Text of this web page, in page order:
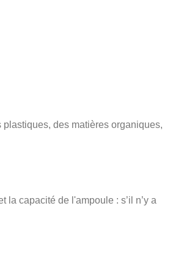
des matières organiques,
capacité de l'ampoule : s’il n’y a